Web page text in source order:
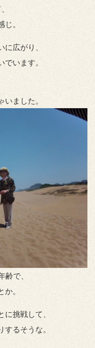
。
広がり、
います。
ました。
で、
。
挑戦して、
るそうな。